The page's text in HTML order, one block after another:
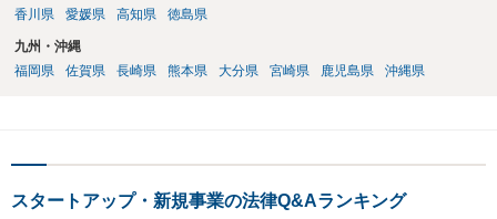
香川県
愛媛県 高知県 徳島県
九州・沖縄
福岡県
佐賀県 長崎県 熊本県 大分県 宮崎県 鹿児島県 沖縄県
スタートアップ・新規事業の法律Q&Aランキング